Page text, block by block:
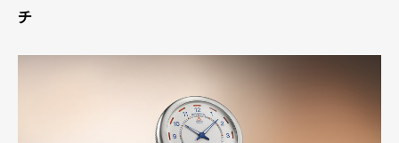
Official Columnist
About
チ